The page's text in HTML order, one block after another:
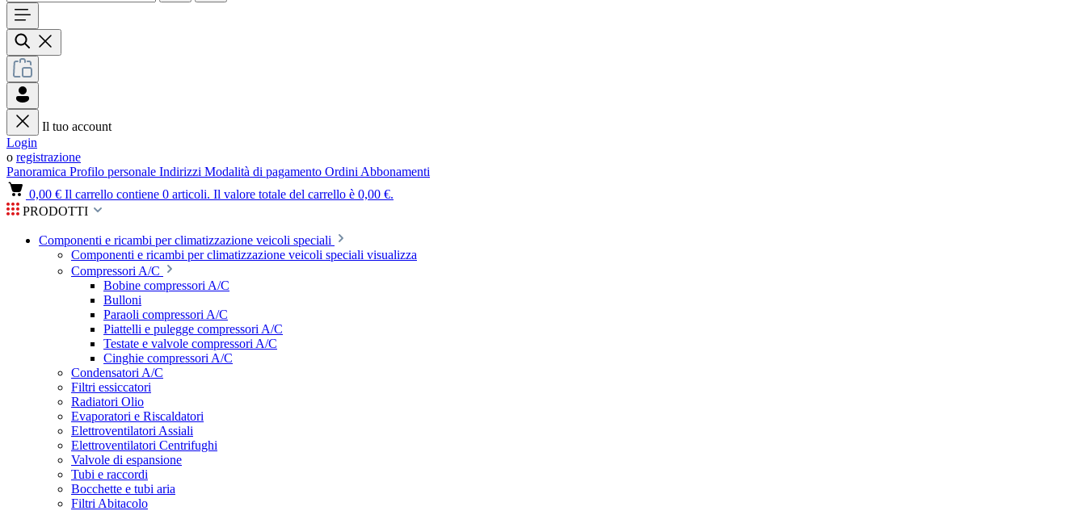
Il tuo account
Login
o registrazione
Panoramica Profilo personale Indirizzi Modalità di pagamento Ordini Abbonamenti
0,00 € Il carrello contiene 0 articoli. Il valore totale del carrello è 0,00 €.
PRODOTTI
Componenti e ricambi per climatizzazione veicoli speciali
Componenti e ricambi per climatizzazione veicoli speciali visualizza
Compressori A/C
Bobine compressori A/C
Bulloni
Paraoli compressori A/C
Piattelli e pulegge compressori A/C
Testate e valvole compressori A/C
Cinghie compressori A/C
Condensatori A/C
Filtri essiccatori
Radiatori Olio
Evaporatori e Riscaldatori
Elettroventilatori Assiali
Elettroventilatori Centrifughi
Valvole di espansione
Tubi e raccordi
Bocchette e tubi aria
Filtri Abitacolo